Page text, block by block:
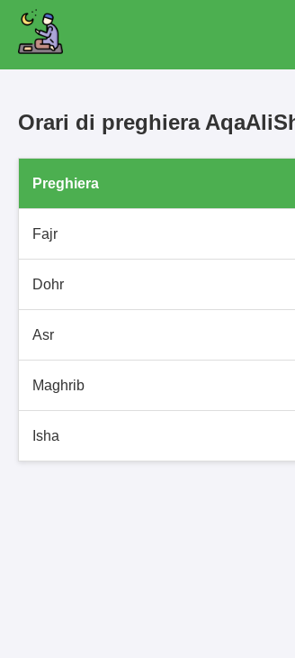
Orari di preghiera
Preghiera
Fajr
Dohr
Asr
Maghrib
Isha